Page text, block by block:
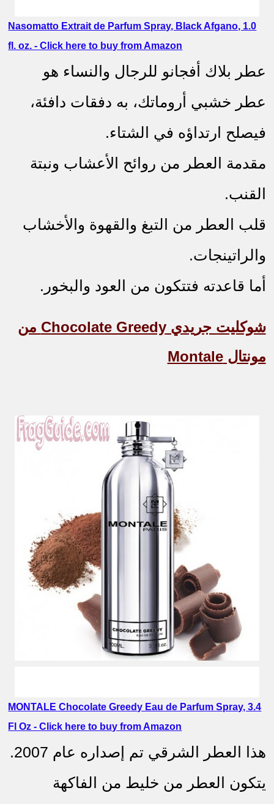
Nasomatto Extrait de Parfum Spray, Black Afgano, 1.0
fl. oz. - Click here to buy from Amazon
عطر بلاك أفجانو للرجال والنساء هو
عطر خشبي أروماتك، به دفقات دافئة،
فيصلح ارتداؤه في الشتاء.
مقدمة العطر من روائح الأعشاب ونبتة
القنب.
قلب العطر من التبغ والقهوة والأخشاب
والراتينجات.
أما قاعدته فتتكون من العود والبخور.
شوكليت جريديChocolate Greedy من
مونتالMontale
MONTALE Chocolate Greedy Eau de Parfum Spray, 3.4
Fl Oz - Click here to buy from Amazon
هذا العطر الشرقي تم إصداره عام 2007.
يتكون العطر من خليط من الفاكهة